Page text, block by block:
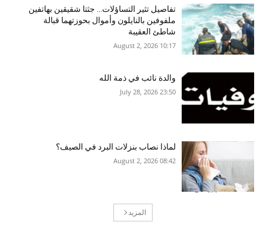
تفاصيل تثير التساؤلات… جثتا شقيقين بهاتفين
ملفوفين بالنايلون وأموال بحوزتهما قبالة
شاطئ العقيبة
10:17 2026 ,August 2
والدة نائب في ذمة الله
23:50 2026 ,July 28
لماذا نصاب بنزلات البرد في الصيف؟
08:42 2026 ,August 2
المزيد